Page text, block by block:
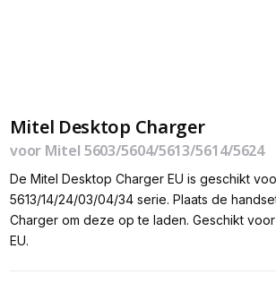
Mitel Desktop Charger
voor Mitel 5603/5604/5613/5614/5624
De Mitel Desktop Charger EU is geschikt
5613/14/24/03/04/34 serie. Plaats de
Charger om deze op te laden. Geschikt
EU.